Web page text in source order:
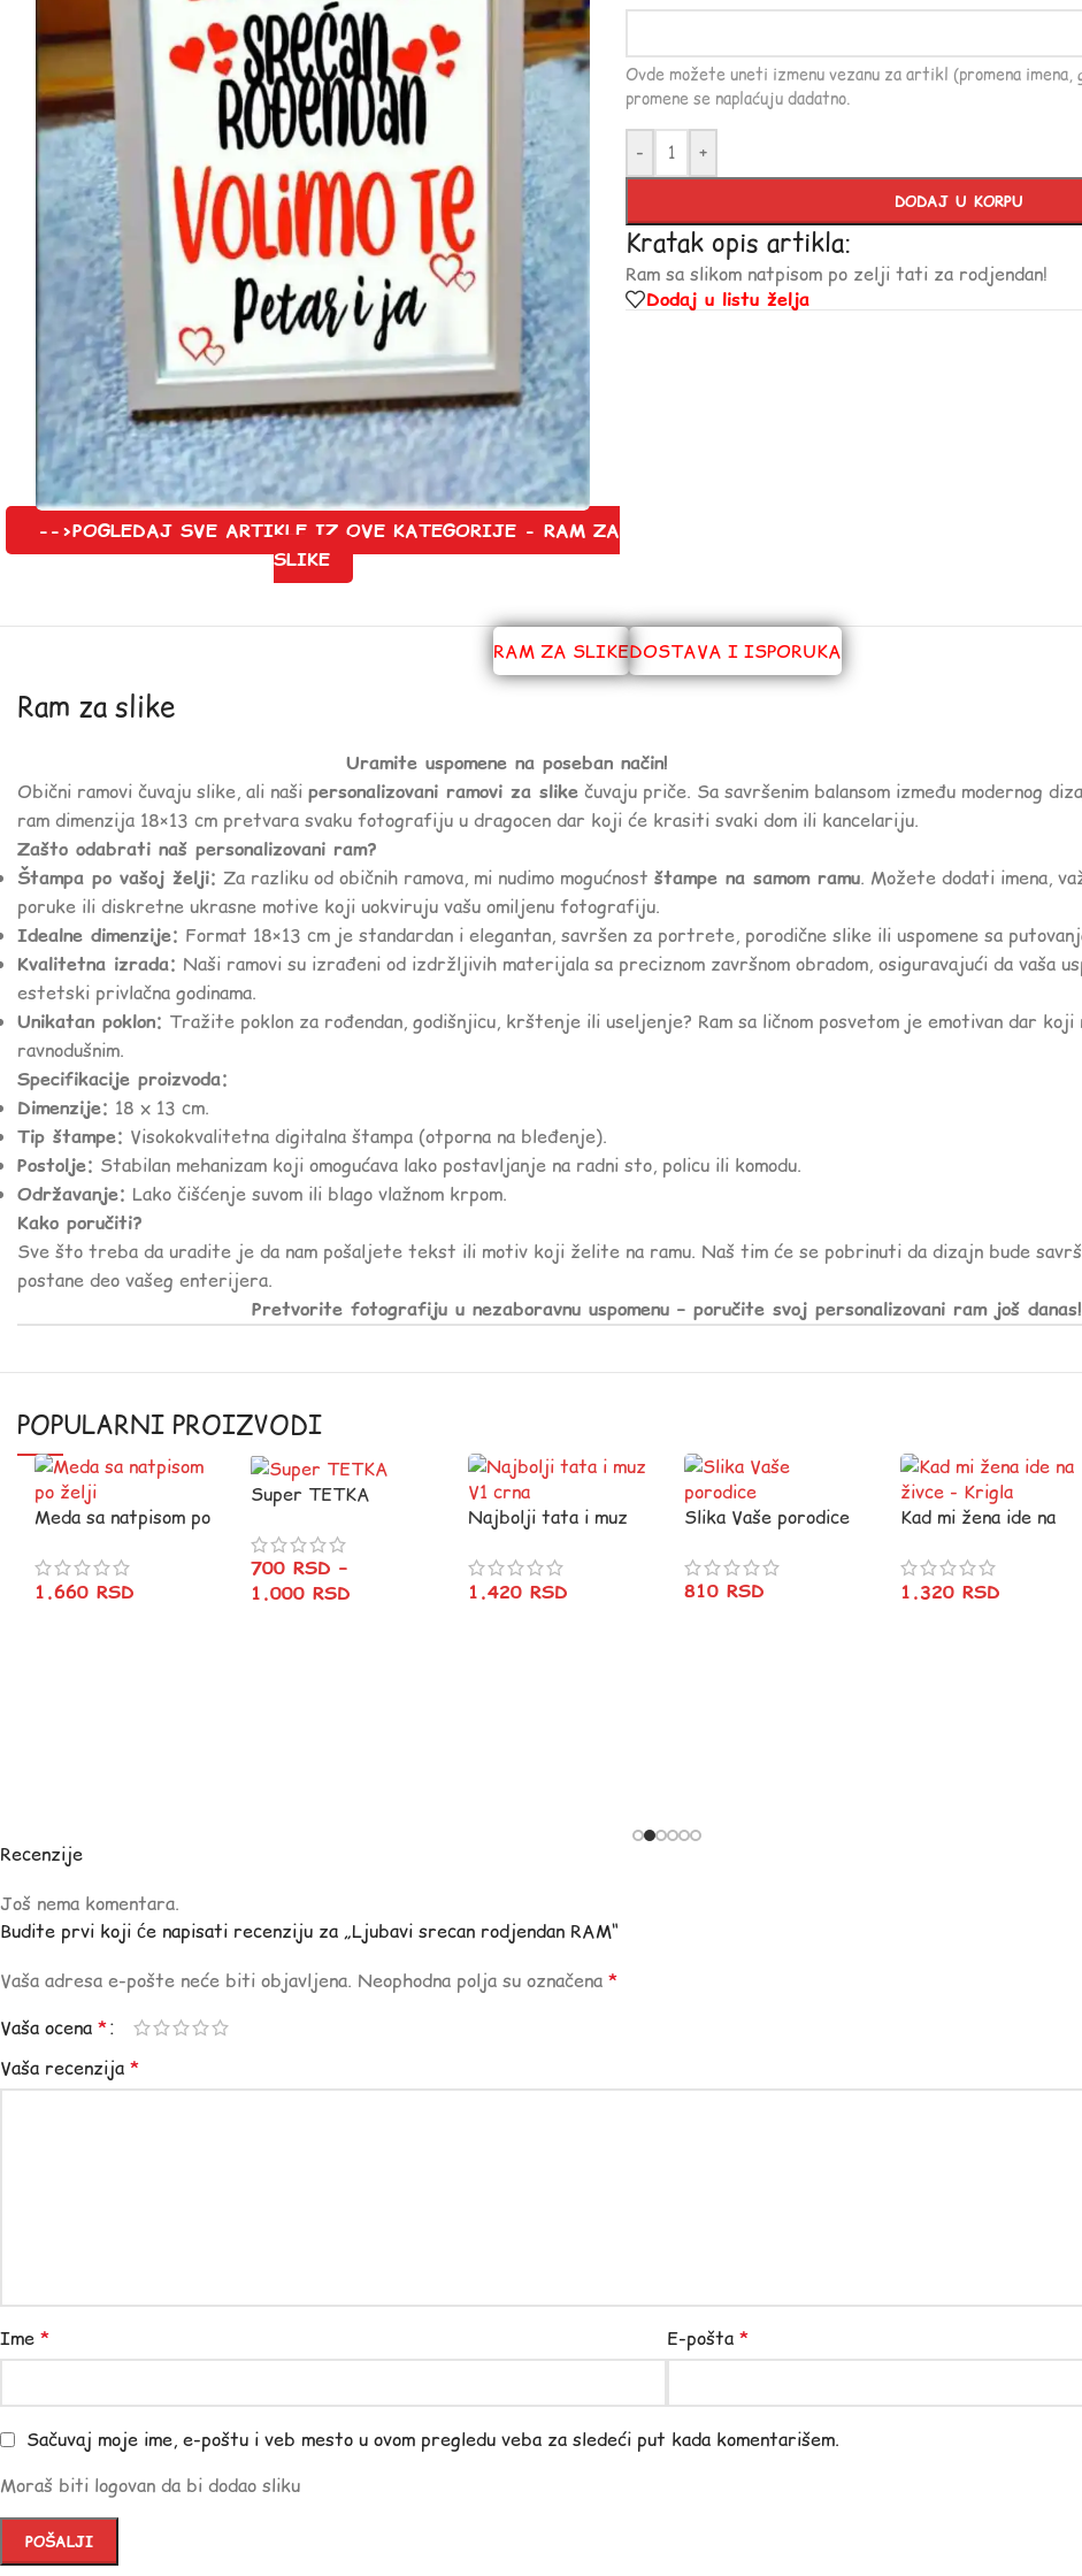
-->POGLEDAJ SVE ARTIKLE IZ OVE KATEGORIJE - RAM ZA
SLIKE
Ovde možete uneti izmenu vezanu za artikl (promena imena,
promene se naplaćuju dadatno.
- +
DODAJ U KORPU
Kratak opis artikla:
Ram sa slikom natpisom po zelji tati za rodjendan!
Dodaj u listu želja
RAM ZA SLIKEDOSTAVA I ISPORUKA
Ram za slike
Uramite uspomene na poseban način!
Obični ramovi čuvaju slike, ali naši personalizovani ramovi za slike čuvaju priče. Sa savršenim balansom između modernog
ram dimenzija 18×13 cm pretvara svaku fotografiju u dragocen dar koji će krasiti svaki dom ili kancelariju.
Zašto odabrati naš personalizovani ram?
Štampa po vašoj želji: Za razliku od običnih ramova, mi nudimo mogućnost štampe na samom ramu. Možete dodati imena,
poruke ili diskretne ukrasne motive koji uokviruju vašu omiljenu fotografiju.
Idealne dimenzije: Format 18×13 cm je standardan i elegantan, savršen za portrete, porodične slike ili uspomene sa
Kvalitetna izrada: Naši ramovi su izrađeni od izdržljivih materijala sa preciznom završnom obradom, osiguravajući da vaša
estetski privlačna godinama.
Unikatan poklon: Tražite poklon za rođendan, godišnjicu, krštenje ili useljenje? Ram sa ličnom posvetom je emotivan dar koji
ravnodušnim.
Specifikacije proizvoda:
Dimenzije: 18 x 13 cm.
Tip štampe: Visokokvalitetna digitalna štampa (otporna na bleđenje).
Postolje: Stabilan mehanizam koji omogućava lako postavljanje na radni sto, policu ili komodu.
Održavanje: Lako čišćenje suvom ili blago vlažnom krpom.
Kako poručiti?
Sve što treba da uradite je da nam pošaljete tekst ili motiv koji želite na ramu. Naš tim će se pobrinuti da dizajn bude
postane deo vašeg enterijera.
Pretvorite fotografiju u nezaboravnu uspomenu – poručite svoj personalizovani ram još danas!
POPULARNI PROIZVODI
Meda sa natpisom po
1.660 RSD
Super TETKA
700RSD –
1.000RSD
Najbolji tata i muz
1.420 RSD
Slika Vaše porodice
810 RSD
Kad mi žena ide na
1.320RSD
Recenzije
Još nema komentara.
Budite prvi koji će napisati recenziju za „Ljubavi srecan rodjendan RAM“
Vaša adresa e-pošte neće biti objavljena. Neophodna polja su označena *
Vaša ocena *
Vaša recenzija *
Ime * E-pošta *
Sačuvaj moje ime, e-poštu i veb mesto u ovom pregledu veba za sledeći put kada komentarišem.
Moraš biti logovan da bi dodao sliku